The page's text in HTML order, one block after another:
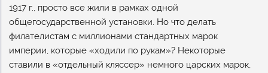
1917 г., просто все жили в рамках одной
общегосударственной установки. Но что делать
филателистам с миллионами стандартных марок
империи, которые «ходили по рукам»? Некоторые
ставили в «отдельный кляссер» немного царских марок,